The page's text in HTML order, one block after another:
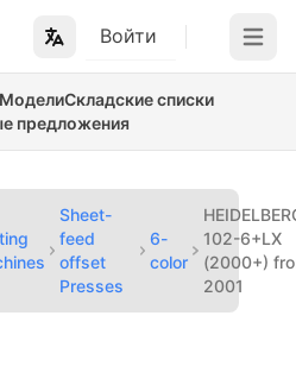
Войти Open
Складские списки
предложения
Sheet-
feed
offset
Presses
6-
color
102-6+LX
(2000+)
2001